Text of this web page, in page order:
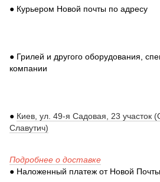
● Курьером Новой почты по адресу
● Грилей и другого оборудования,
компании
● Киев, ул. 49-я Садовая, 23 участок
Славутич)
Подробнее о доставке
● Наложенный платеж от Новой Почты